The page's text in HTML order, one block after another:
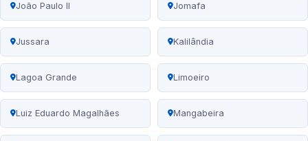
João Paulo II Jomafa
Jussara Kalilândia
Lagoa Grande Limoeiro
Luiz Eduardo Magalhães Mangabeira